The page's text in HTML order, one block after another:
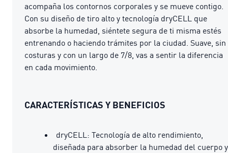
acompaña los contornos corporales y se mueve contigo.
Con su diseño de tiro alto y tecnología dryCELL que
absorbe la humedad, siéntete segura de ti misma estés
entrenando o haciendo trámites por la ciudad. Suave, sin
costuras y con un largo de 7/8, vas a sentir la diferencia
en cada movimiento.
CARACTERÍSTICAS Y BENEFICIOS
dryCELL: Tecnología de alto rendimiento,
diseñada para absorber la humedad del cuerpo y